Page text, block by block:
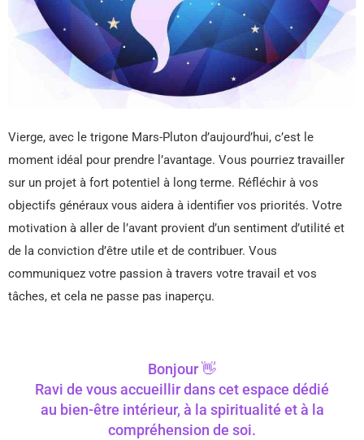
Vierge, avec le trigone Mars-Pluton d’aujourd’hui, c’est le
moment idéal pour prendre l’avantage. Vous pourriez travailler
sur un projet à fort potentiel à long terme. Réfléchir à vos
objectifs généraux vous aidera à identifier vos priorités. Votre
motivation à aller de l’avant provient d’un sentiment d’utilité et
de la conviction d’être utile et de contribuer. Vous
communiquez votre passion à travers votre travail et vos
tâches, et cela ne passe pas inaperçu.
Bonjour 👋
Ravi de vous accueillir dans cet espace dédié
au bien-être intérieur, à la spiritualité et à la
compréhension de soi.